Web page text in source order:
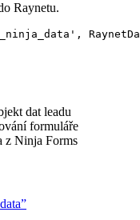
Raynetu.
' ,
dat leadu
formuláře
z Ninja Forms